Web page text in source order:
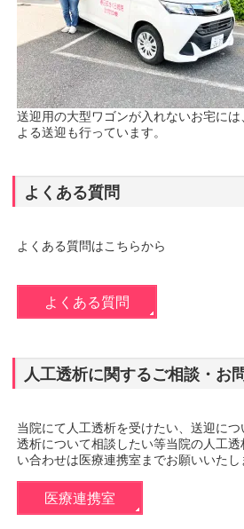
送迎用の大型ワゴンが入れないお宅に
よる送迎も行っています。
よくある質問
よくある質問はこちらから
よくある質問
人工透析に関するご相談・お
当院にて人工透析を受けたい、送迎に
透析について相談したい等当院の人工
い合わせは医療連携室までお願いいたし
医療連携室